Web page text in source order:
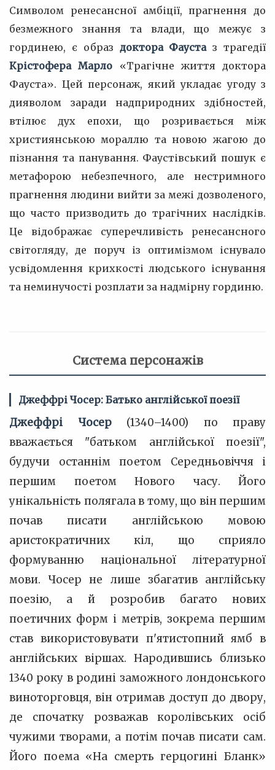
Символом ренесансної амбіції, прагнення до
безмежного знання та влади, що межує з
гординею, є образ доктора Фаустаз трагедії
Крістофера Марло «Трагічне життя доктора
Фауста». Цей персонаж, який укладає угоду з
дияволом заради надприродних здібностей,
втілює дух епохи, що розривається між
християнською мораллю та новою жагою до
пізнання та панування. Фаустівський пошук є
метафорою небезпечного, але нестримного
прагнення людини вийти за межі дозволеного,
що часто призводить до трагічних наслідків.
Це відображає суперечливість ренесансного
світогляду, де поруч із оптимізмом існувало
усвідомлення крихкості людського існування
та неминучості розплати за надмірну гординю.
Система персонажів
Джеффрі Чосер: Батько англійської поезії
Джеффрі Чосер(1340–1400) по праву
вважається "батьком англійської поезії",
будучи останнім поетом Середньовіччя і
першим поетом Нового часу. Його
унікальність полягала в тому, що він першим
почав писати англійською мовою
аристократичних кіл, що сприяло
формуванню національної літературної
мови. Чосер не лише збагатив англійську
поезію, а й розробив багато нових
поетичних форм і метрів, зокрема першим
став використовувати п'ятистопний ямб в
англійських віршах. Народившись близько
1340 року в родині заможного лондонського
виноторговця, він отримав доступ до двору,
де спочатку розважав королівських осіб
чужими творами, а потім почав писати сам.
Його поема «На смерть герцогині Бланк»